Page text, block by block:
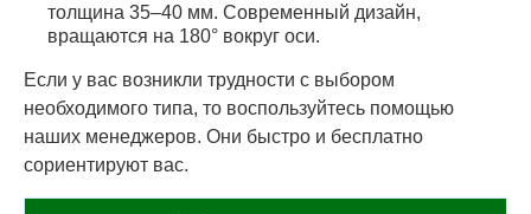
толщина 35–40 мм. Современный дизайн,
вращаются на 180° вокруг оси.
Если у вас возникли трудности с выбором
необходимого типа, то воспользуйтесь помощью
наших менеджеров. Они быстро и бесплатно
сориентируют вас.